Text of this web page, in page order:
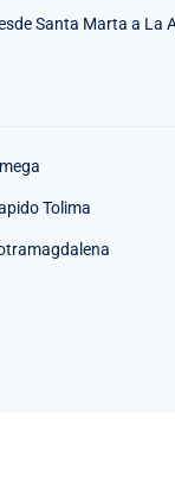
Santa Marta a La
Tolima